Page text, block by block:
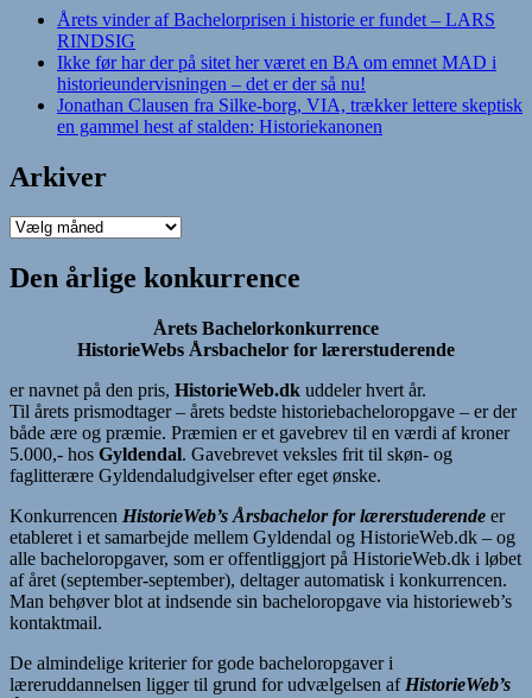
Årets vinder af Bachelorprisen i historie er fundet – LARS
RINDSIG
Ikke før har der på sitet her været en BA om emnet MAD i
historieundervisningen – det er der så nu!
Jonathan Clausen fra Silke-borg, VIA, trækker lettere skeptisk
en gammel hest af stalden: Historiekanonen
Arkiver
Arkiver
Den årlige konkurrence
Årets Bachelorkonkurrence
HistorieWebs Årsbachelor for lærerstuderende
er navnet på den pris, HistorieWeb.dk uddeler hvert år.
Til årets prismodtager – årets bedste historiebacheloropgave – er der
både ære og præmie. Præmien er et gavebrev til en værdi af kroner
5.000,- hos Gyldendal. Gavebrevet veksles frit til skøn- og
faglitterære Gyldendaludgivelser efter eget ønske.
Konkurrencen HistorieWeb’s Årsbachelor for lærerstuderende er
etableret i et samarbejde mellem Gyldendal og HistorieWeb.dk – og
alle bacheloropgaver, som er offentliggjort på HistorieWeb.dk i løbet
af året (september-september), deltager automatisk i konkurrencen.
Man behøver blot at indsende sin bacheloropgave via historieweb’s
kontaktmail.
De almindelige kriterier for gode bacheloropgaver i
læreruddannelsen ligger til grund for udvælgelsen af HistorieWeb’s